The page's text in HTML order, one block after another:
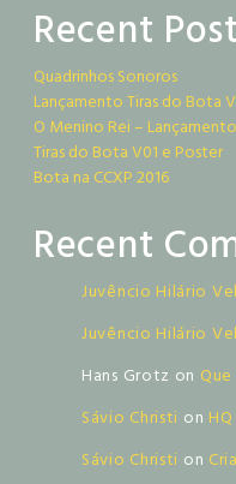
Recent
Quadrinhos Sonoros
Lançamento Tiras do Bota
O Menino Rei –
Tiras do Bota V01 e Poster
Bota na CCXP 2016
Recent
Juvêncio Hilário
Juvêncio Hilário
Hans Grotz on
Sávio Christi on
Sávio Christi on